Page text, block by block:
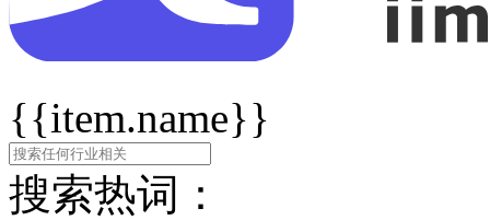
{{item.name}}
搜索热词：